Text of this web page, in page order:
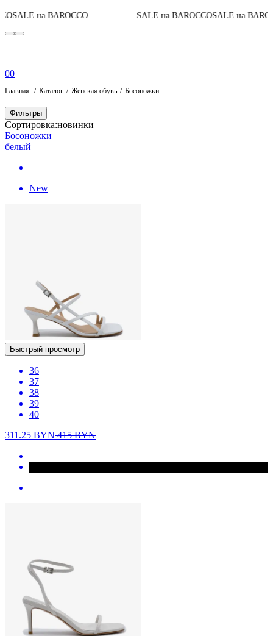
на BAROCCO SALE на BAROCCOSALE на BAROCCO
00
Главная Каталог Женская обувь Босоножки
Фильтры
Сортировка:новинки
Босоножки
белый
New
Быстрый просмотр
36
37
38
39
40
311.25 BYN415BYN